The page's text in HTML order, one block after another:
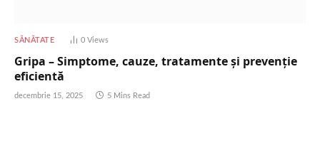
SĂNĂTATE 0Views
Gripa – Simptome, cauze, tratamente și prevenție
eficientă
decembrie 15, 2025 5 Mins Read